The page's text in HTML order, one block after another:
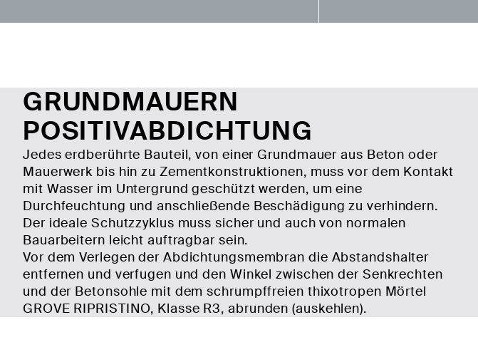
GRUNDMAUERN
POSITIVABDICHTUNG
Jedes erdberührte Bauteil, von einer Grundmauer aus Beton oder
Mauerwerk bis hin zu Zementkonstruktionen, muss vor dem Kontakt
mit Wasser im Untergrund geschützt werden, um eine
Durchfeuchtung und anschließende Beschädigung zu verhindern.
Der ideale Schutzzyklus muss sicher und auch von normalen
Bauarbeitern leicht auftragbar sein.
Vor dem Verlegen der Abdichtungsmembran die Abstandshalter
entfernen und verfugen und den Winkel zwischen der Senkrechten
und der Betonsohle mit dem schrumpffreien thixotropen Mörtel
GROVE RIPRISTINO, Klasse R3, abrunden (auskehlen).